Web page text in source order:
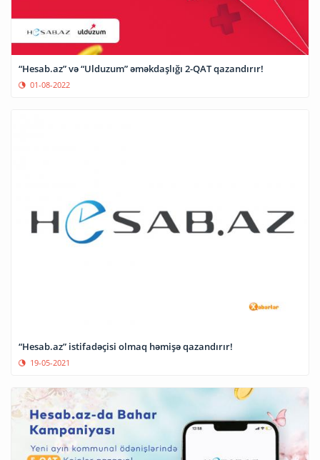
01-08-2022
“Hesab.az” istifadəçisi olmaq həmişə qazandırır!
19-05-2021